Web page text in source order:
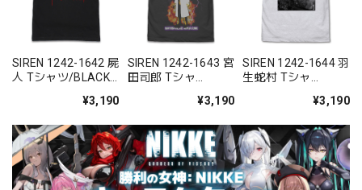
SIREN 1242-1642 屍
人 Tシャツ/BLACK-
¥3,190
SIREN 1242-1643 宮
田司郎 Tシャ
¥3,190
SIREN 1242-1644 羽
生蛇村 Tシャ
¥3,190